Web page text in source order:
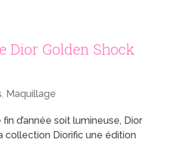
Dior Golden Shock
, Maquillage
d’année soit lumineuse, Dior
collection Diorific une édition